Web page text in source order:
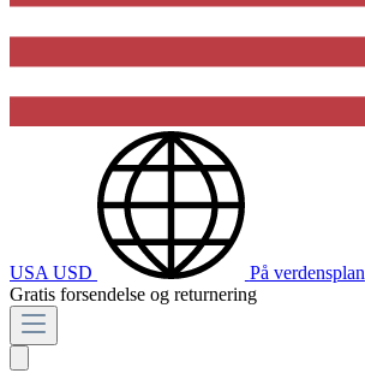
USA USD På verdensplan
Gratis forsendelse og returnering